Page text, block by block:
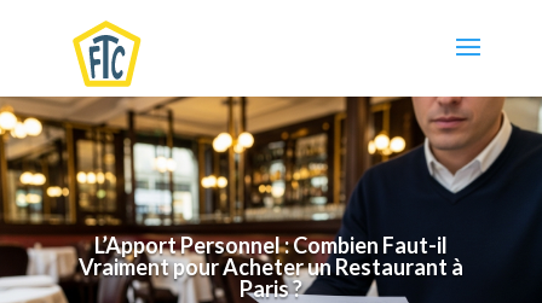
L’Apport Personnel : Combien Faut-il
Vraiment pour Acheter un Restaurant à
Paris ?